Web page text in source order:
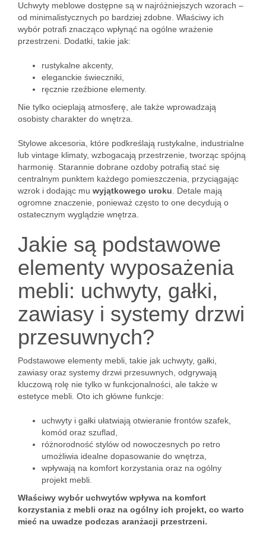
Uchwyty meblowe dostępne są w najróżniejszych wzorach –
od minimalistycznych po bardziej zdobne. Właściwy ich
wybór potrafi znacząco wpłynąć na ogólne wrażenie
przestrzeni. Dodatki, takie jak:
rustykalne akcenty,
eleganckie świeczniki,
ręcznie rzeźbione elementy.
Nie tylko ocieplają atmosferę, ale także wprowadzają
osobisty charakter do wnętrza.
Stylowe akcesoria, które podkreślają rustykalne, industrialne
lub vintage klimaty, wzbogacają przestrzenie, tworząc spójną
harmonię. Starannie dobrane ozdoby potrafią stać się
centralnym punktem każdego pomieszczenia, przyciągając
wzrok i dodając mu wyjątkowego uroku . Detale mają
ogromne znaczenie, ponieważ często to one decydują o
ostatecznym wyglądzie wnętrza.
Jakie są podstawowe
elementy wyposażenia
mebli: uchwyty, gałki,
zawiasy i systemy drzwi
przesuwnych?
Podstawowe elementy mebli, takie jak uchwyty, gałki,
zawiasy oraz systemy drzwi przesuwnych, odgrywają
kluczową rolę nie tylko w funkcjonalności, ale także w
estetyce mebli. Oto ich główne funkcje:
uchwyty i gałki ułatwiają otwieranie frontów szafek,
komód oraz szuflad,
różnorodność stylów od nowoczesnych po retro
umożliwia idealne dopasowanie do wnętrza,
wpływają na komfort korzystania oraz na ogólny
projekt mebli.
Właściwy wybór uchwytów wpływa na komfort
korzystania z mebli oraz na ogólny ich projekt, co warto
mieć na uwadze podczas aranżacji przestrzeni.